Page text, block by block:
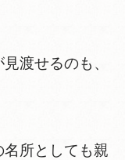
渡せるのも、
所としても親